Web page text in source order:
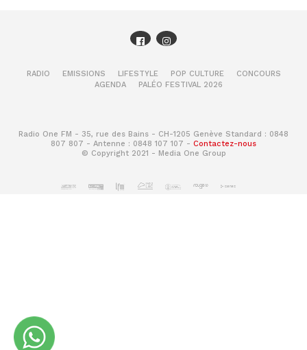
RADIO EMISSIONS LIFESTYLE POP CULTURE
CONCOURS
AGENDA
PALÉO FESTIVAL 2026
Radio One FM - 35, rue des Bains - CH-1205 Genève Standard : 0848
807 807 - Antenne : 0848 107 107 - Contactez-nous
© Copyright 2021 - Media One Group